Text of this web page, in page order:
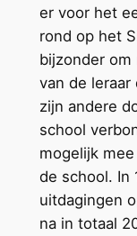
er voor het
rond op het
bijzonder om
van de
zijn andere
school
mogelijk
de school. In
uitdagingen
na in totaal